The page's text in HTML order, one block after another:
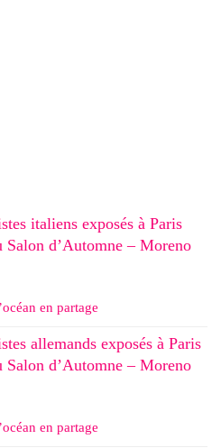
italiens exposés à Paris
d’Automne – Moreno
en partage
allemands exposés à Paris
d’Automne – Moreno
en partage